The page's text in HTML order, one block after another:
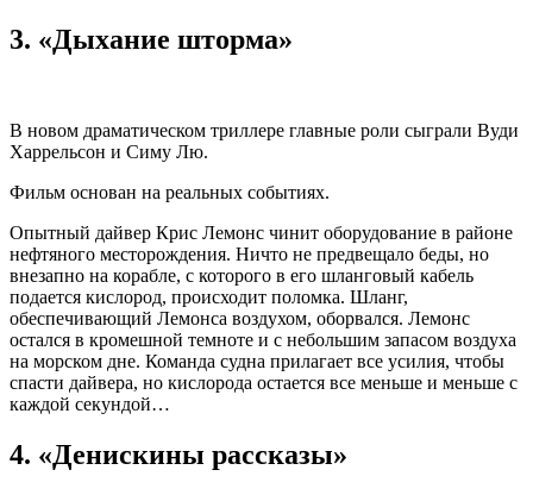
3. «Дыхание шторма»
В новом драматическом триллере главные роли сыграли Вуди
Харрельсон и Симу Лю.
Фильм основан на реальных событиях.
Опытный дайвер Крис Лемонс чинит оборудование в районе
нефтяного месторождения. Ничто не предвещало беды, но
внезапно на корабле, с которого в его шланговый кабель
подается кислород, происходит поломка. Шланг,
обеспечивающий Лемонса воздухом, оборвался. Лемонс
остался в кромешной темноте и с небольшим запасом воздуха
на морском дне. Команда судна прилагает все усилия, чтобы
спасти дайвера, но кислорода остается все меньше и меньше с
каждой секундой…
4. «Денискины рассказы»